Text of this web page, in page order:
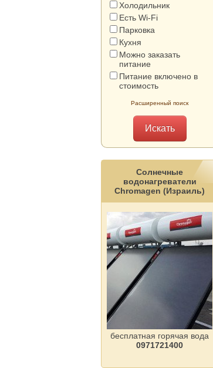
Холодильник
Есть Wi-Fi
Парковка
Кухня
Можно заказать
питание
Питание включено в
стоимость
Расширенный поиск
Солнечные
водонагреватели
Сhromagen (Израиль)
бесплатная горячая вода
0971721400